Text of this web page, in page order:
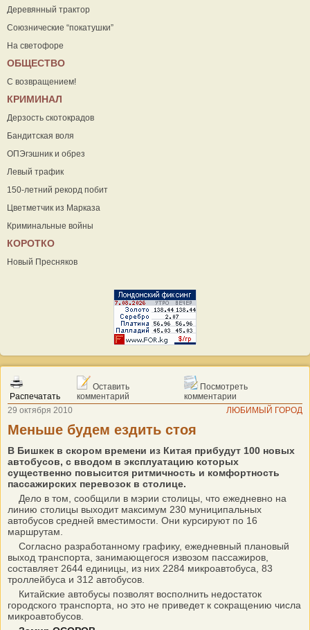
Деревянный трактор
Союзнические “покатушки”
На светофоре
ОБЩЕСТВО
С возвращением!
КРИМИНАЛ
Дерзость скотокрадов
Бандитская воля
ОПЭгэшник и обрез
Левый трафик
150-летний рекорд побит
Цветметчик из Марказа
Криминальные войны
КОРОТКО
Новый Пресняков
Распечатать
Оставить
комментарий
Посмотреть
комментарии
29 октября 2010
ЛЮБИМЫЙ ГОРОД
Меньше будем ездить стоя
В Бишкек в скором времени из Китая прибудут 100 новых
автобусов, с вводом в эксплуатацию которых
существенно повысится ритмичность и комфортность
пассажирских перевозок в столице.
Дело в том, сообщили в мэрии столицы, что ежедневно на
линию столицы выходит максимум 230 муниципальных
автобусов средней вместимости. Они курсируют по 16
маршрутам.
Согласно разработанному графику, ежедневный плановый
выход транспорта, занимающегося извозом пассажиров,
составляет 2644 единицы, из них 2284 микроавтобуса, 83
троллейбуса и 312 автобусов.
Китайские автобусы позволят восполнить недостаток
городского транспорта, но это не приведет к сокращению числа
микроавтобусов.